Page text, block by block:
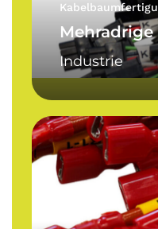
Industrie
Einadrige
Kabel